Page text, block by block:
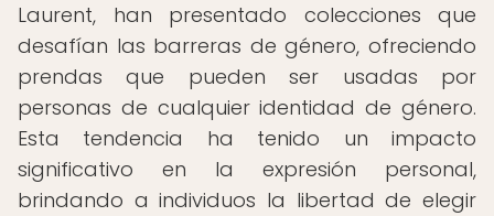
Laurent, han presentado colecciones que
desafían las barreras de género, ofreciendo
prendas que pueden ser usadas por
personas de cualquier identidad de género.
Esta tendencia ha tenido un impacto
significativo en la expresión personal,
brindando a individuos la libertad de elegir